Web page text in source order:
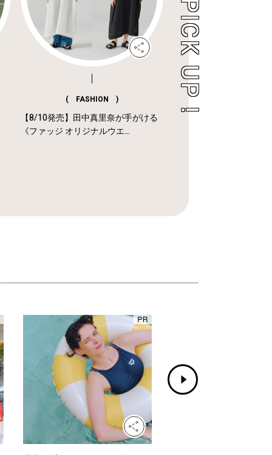
( FASHION )
【8/10発売】田中真里奈が手がける
《ファッジ オリジナルウエ...